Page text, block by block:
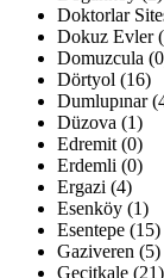
Doktorlar
Dokuz Evler
Domuzcula
Dörtyol (16)
Dumlupınar
Düzova (1)
Edremit (0)
Erdemli (0)
Ergazi (4)
Esenköy (1)
Esentepe (15)
Gaziveren (5)
Geçitkale (21)